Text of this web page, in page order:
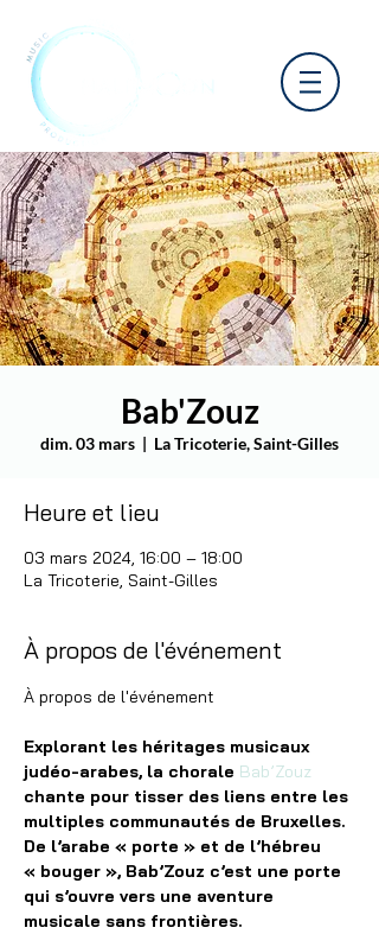
Bab'Zouz
dim. 03 mars
  |
La Tricoterie, Saint-Gilles
Heure et lieu
03 mars 2024, 16:00 – 18:00
La Tricoterie, Saint-Gilles
À propos de l'événement
Explorant les héritages musicaux
judéo-arabes, la chorale Bab’Zouz
chante pour tisser des liens entre les
multiples communautés de Bruxelles.
De l’arabe « porte » et de l’hébreu
« bouger », Bab’Zouz c’est une porte
qui s’ouvre vers une aventure
musicale sans frontières.